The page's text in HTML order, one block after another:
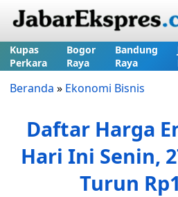
Kupas
Perkara
Bogor
Raya
Bandung
Raya
Beranda » Ekonomi Bisnis
Daftar Harga
Hari Ini Senin,
Turun